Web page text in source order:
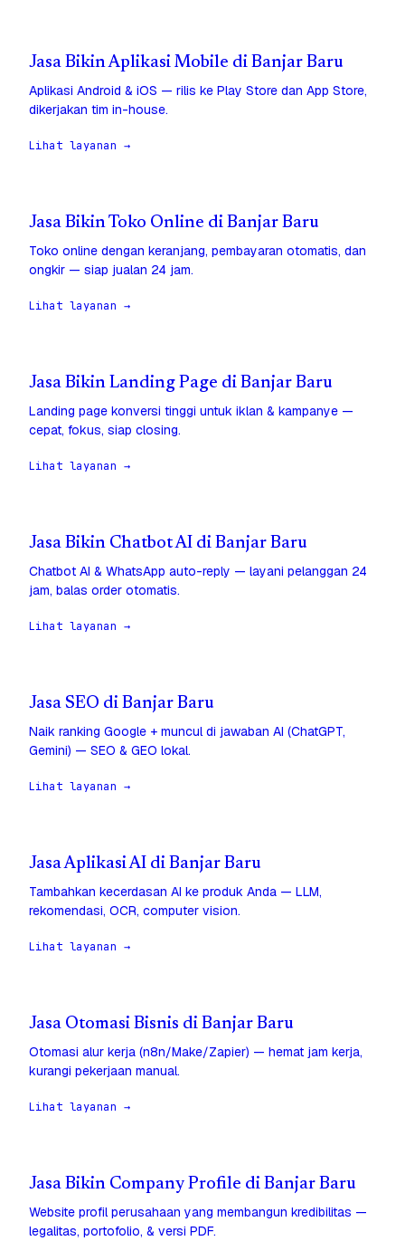
Jasa Bikin Aplikasi Mobile di Banjar Baru
Aplikasi Android & iOS — rilis ke Play Store dan App Store,
dikerjakan tim in-house.
Lihat layanan →
Jasa Bikin Toko Online di Banjar Baru
Toko online dengan keranjang, pembayaran otomatis, dan
ongkir — siap jualan 24 jam.
Lihat layanan →
Jasa Bikin Landing Page di Banjar Baru
Landing page konversi tinggi untuk iklan & kampanye —
cepat, fokus, siap closing.
Lihat layanan →
Jasa Bikin Chatbot AI di Banjar Baru
Chatbot AI & WhatsApp auto-reply — layani pelanggan 24
jam, balas order otomatis.
Lihat layanan →
Jasa SEO di Banjar Baru
Naik ranking Google + muncul di jawaban AI (ChatGPT,
Gemini) — SEO & GEO lokal.
Lihat layanan →
Jasa Aplikasi AI di Banjar Baru
Tambahkan kecerdasan AI ke produk Anda — LLM,
rekomendasi, OCR, computer vision.
Lihat layanan →
Jasa Otomasi Bisnis di Banjar Baru
Otomasi alur kerja (n8n/Make/Zapier) — hemat jam kerja,
kurangi pekerjaan manual.
Lihat layanan →
Jasa Bikin Company Profile di Banjar Baru
Website profil perusahaan yang membangun kredibilitas —
legalitas, portofolio, & versi PDF.